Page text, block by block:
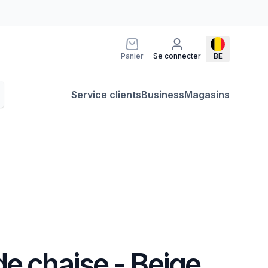
Panier Se connecter BE
Service clientsBusinessMagasins